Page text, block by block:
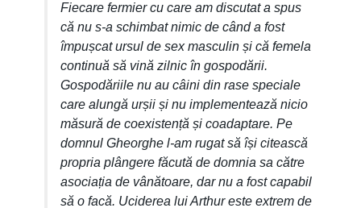
Fiecare fermier cu care am discutat a spus
că nu s-a schimbat nimic de când a fost
împușcat ursul de sex masculin și că femela
continuă să vină zilnic în gospodării.
Gospodăriile nu au câini din rase speciale
care alungă urșii și nu implementează nicio
măsură de coexistență și coadaptare. Pe
domnul Gheorghe l-am rugat să își citească
propria plângere făcută de domnia sa către
asociația de vânătoare, dar nu a fost capabil
să o facă. Uciderea lui Arthur este extrem de